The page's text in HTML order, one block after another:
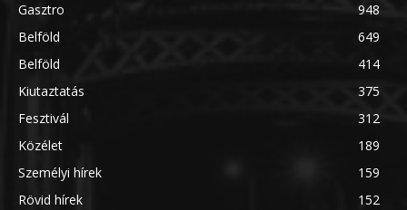
Gasztro
948
Belföld
649
Belföld
414
Kiutaztatás
375
Fesztivál
312
Közélet
189
Személyi hírek
159
Rövid hírek
152